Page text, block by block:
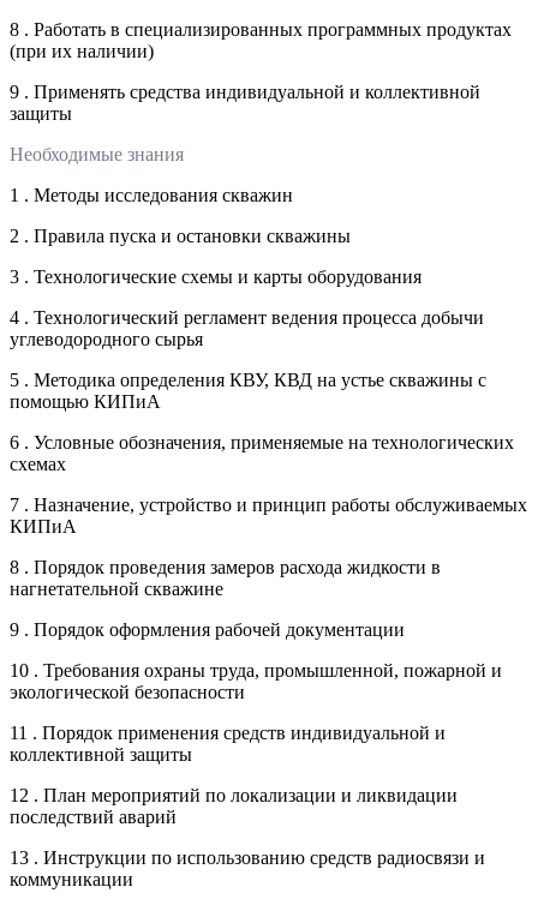
8 . Работать в специализированных программных продуктах
(при их наличии)
9 . Применять средства индивидуальной и коллективной
защиты
Необходимые знания
1 . Методы исследования скважин
2 . Правила пуска и остановки скважины
3 . Технологические схемы и карты оборудования
4 . Технологический регламент ведения процесса добычи
углеводородного сырья
5 . Методика определения КВУ, КВД на устье скважины с
помощью КИПиА
6 . Условные обозначения, применяемые на технологических
схемах
7 . Назначение, устройство и принцип работы обслуживаемых
КИПиА
8 . Порядок проведения замеров расхода жидкости в
нагнетательной скважине
9 . Порядок оформления рабочей документации
10 . Требования охраны труда, промышленной, пожарной и
экологической безопасности
11 . Порядок применения средств индивидуальной и
коллективной защиты
12 . План мероприятий по локализации и ликвидации
последствий аварий
13 . Инструкции по использованию средств радиосвязи и
коммуникации